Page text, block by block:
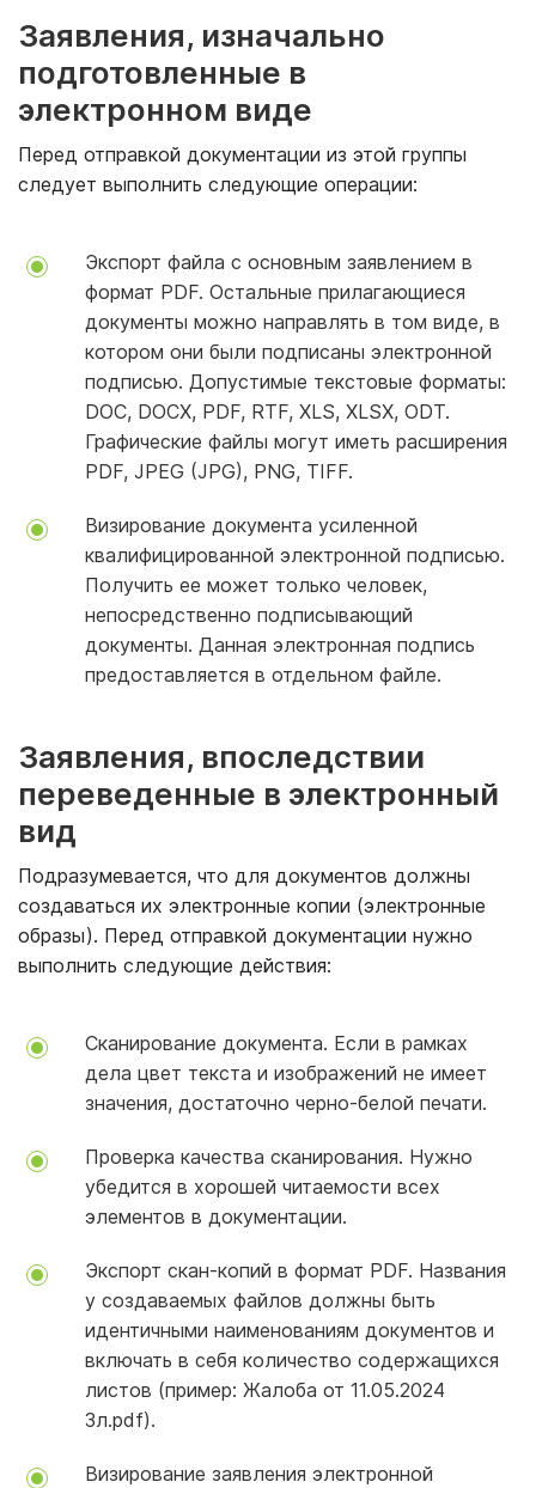
Заявления, изначально
подготовленные в
электронном виде
Перед отправкой документации из этой группы
следует выполнить следующие операции:
Экспорт файла с основным заявлением в
формат PDF. Остальные прилагающиеся
документы можно направлять в том виде, в
котором они были подписаны электронной
подписью. Допустимые текстовые форматы:
DOC, DOCX, PDF, RTF, XLS, XLSX, ODT.
Графические файлы могут иметь расширения
PDF, JPEG (JPG), PNG, TIFF.
Визирование документа усиленной
квалифицированной электронной подписью.
Получить ее может только человек,
непосредственно подписывающий
документы. Данная электронная подпись
предоставляется в отдельном файле.
Заявления, впоследствии
переведенные в электронный
вид
Подразумевается, что для документов должны
создаваться их электронные копии (электронные
образы). Перед отправкой документации нужно
выполнить следующие действия:
Сканирование документа. Если в рамках
дела цвет текста и изображений не имеет
значения, достаточно черно-белой печати.
Проверка качества сканирования. Нужно
убедится в хорошей читаемости всех
элементов в документации.
Экспорт скан-копий в формат PDF. Названия
у создаваемых файлов должны быть
идентичными наименованиям документов и
включать в себя количество содержащихся
листов (пример: Жалоба от 11.05.2024
3л.pdf).
Визирование заявления электронной